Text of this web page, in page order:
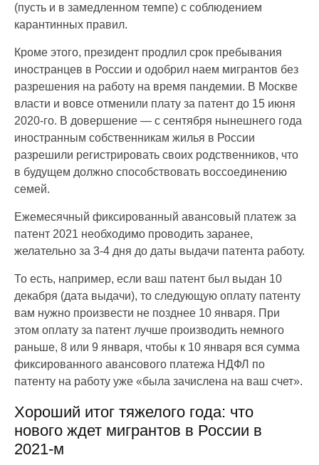
(пусть и в замедленном темпе) с соблюдением
карантинных правил.
Кроме этого, президент продлил срок пребывания
иностранцев в России и одобрил наем мигрантов без
разрешения на работу на время пандемии. В Москве
власти и вовсе отменили плату за патент до 15 июня
2020-го. В довершение — с сентября нынешнего года
иностранным собственникам жилья в России
разрешили регистрировать своих родственников, что
в будущем должно способствовать воссоединению
семей.
Ежемесячный фиксированный авансовый платеж за
патент 2021 необходимо проводить заранее,
желательно за 3-4 дня до даты выдачи патента работу.
То есть, например, если ваш патент был выдан 10
декабря (дата выдачи), то следующую оплату патенту
вам нужно произвести не позднее 10 января. При
этом оплату за патент лучше производить немного
раньше, 8 или 9 января, чтобы к 10 января вся сумма
фиксированного авансового платежа НДФЛ по
патенту на работу уже «была зачислена на ваш счет».
Хороший итог тяжелого года: что
нового ждет мигрантов в России в
2021-м